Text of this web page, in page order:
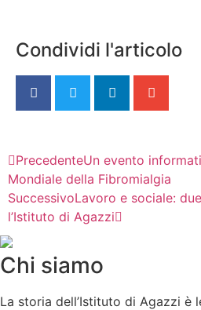
Condividi l'articolo
PrecedenteUn evento
Mondiale della Fibromialgia
SuccessivoLavoro e sociale:
l’Istituto di Agazzi
Chi siamo
La storia dell’Istituto di Agazzi è